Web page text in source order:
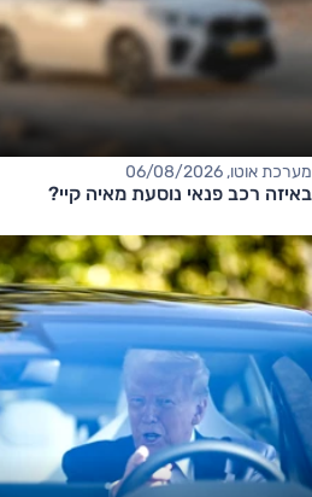
מערכת אוטו, 06/08/2026
באיזה רכב פנאי נוסעת מאיה קיי?